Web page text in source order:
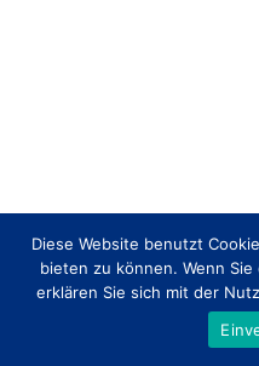
Diese Website benutzt
bieten zu können. Wenn
erklären Sie sich mit der